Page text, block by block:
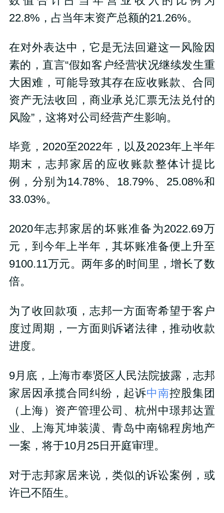
22.8%，占当年末资产总额的21.26%。
在对外表达中，它是无法回避这一风险因
素的，直言“假如客户经营状况继续发生重
大困难，可能导致其存在应收账款、合同
资产无法收回，商业承兑汇票无法兑付的
风险”，这将对公司经营产生影响。
毕竟，2020至2022年，以及2023年上半年
期末，志邦家居的应收账款整体计提比
例，分别为14.78%、18.79%、25.08%和
33.03%。
2020年志邦家居的坏账准备为2022.69万
元，到今年上半年，其坏账准备便上升至
9100.11万元。两年多的时间里，增长了数
倍。
为了收回款项，志邦一方面寄希望于客户
度过周期，一方面则诉诸法律，推动收款
进度。
9月底，上海市奉贤区人民法院披露，志邦
家居因承揽合同纠纷，起诉中南控股集团
（上海）资产管理公司、杭州中璟邦达置
业、上海芃坤装潢、青岛中南锦程房地产
一案，将于10月25日开庭审理。
对于志邦家居来说，类似的诉讼案例，或
许已不陌生。